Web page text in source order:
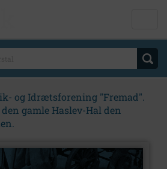
og Idrætsforening "Fremad".
gamle Haslev-Hal den